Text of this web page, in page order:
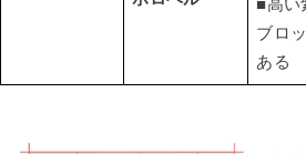
■高い
ブロ
ある